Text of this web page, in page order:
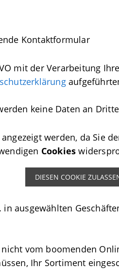
Kontaktformular
mit der Verarbeitung
keine Daten an
werden, da Sie
Cookies
DIESEN COOKIE
in ausgewählten
vom boomenden
Ihr Sortiment